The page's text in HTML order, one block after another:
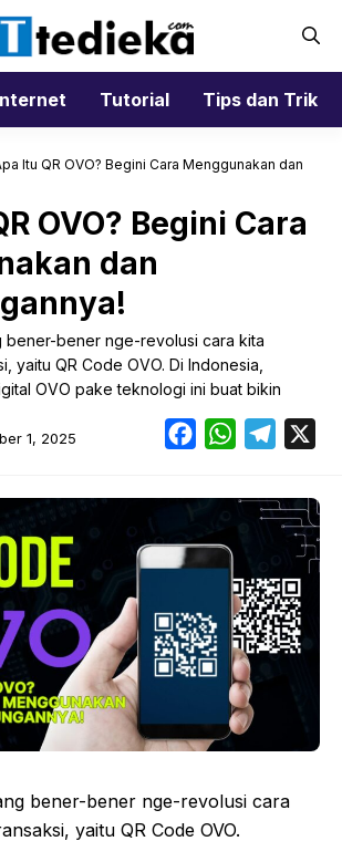
Tutorial Tips dan Trik
Itu QR OVO? Begini Cara Menggunakan dan
OVO? Begini Cara
dan
bener-bener nge-revolusi cara kita
yaitu QR Code OVO. Di Indonesia,
OVO pake teknologi ini buat bikin
1, 2025 FacebookWhatsApp
bener-bener nge-revolusi cara
yaitu QR Code OVO.